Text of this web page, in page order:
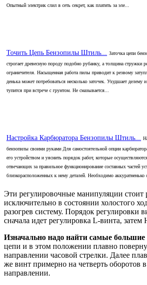
Опытный электрик слил в сеть секрет, как платить за эле...
Точить Цепь Бензопилы Штиль... Заточка цепи
строгает древесную породу подобно рубанку, а толщина стружки
ограничителя. Насыщенная работа пилы приводит к резвому
денька может потребоваться несколько заточек. Ухудшает делему
тупится при встрече с грунтом. Не смазывается...
Настройка Карбюратора Бензопилы Штиль...
бензопилы своими руками Для самостоятельной опции
его устройством и уяснить порядок работ, которые
отвечающих за правильное функционирование составных частей
близкорасположенных к нему деталей. Необходимо аккуратненько
Эти регулировочные манипуляции стоит
исключительно в состоянии холостого
разогрев систему. Порядок регулировки
сначала идет регулировка L-винта, затем
Изначально надо найти самые
цепи и в этом положении плавно
направлении часовой стрелки. Далее
же винт примерно на четверть оборотов
направлении.